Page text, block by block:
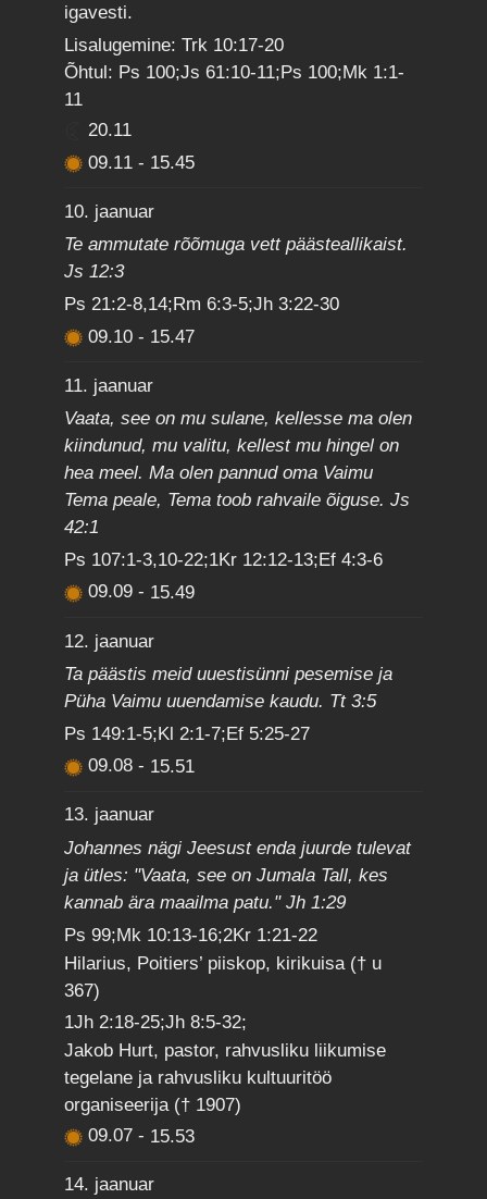
igavesti.
Lisalugemine: Trk 10:17-20
Õhtul: Ps 100;Js 61:10-11;Ps 100;Mk 1:1-
11
20.11
09.11- 15.45
10. jaanuar
Te ammutate rõõmuga vett päästeallikaist.
Js 12:3
Ps 21:2-8,14;Rm 6:3-5;Jh 3:22-30
09.10- 15.47
11. jaanuar
Vaata, see on mu sulane, kellesse ma olen
kiindunud, mu valitu, kellest mu hingel on
hea meel. Ma olen pannud oma Vaimu
Tema peale, Tema toob rahvaile õiguse. Js
42:1
Ps 107:1-3,10-22;1Kr 12:12-13;Ef 4:3-6
09.09- 15.49
12. jaanuar
Ta päästis meid uuestisünni pesemise ja
Püha Vaimu uuendamise kaudu. Tt 3:5
Ps 149:1-5;Kl 2:1-7;Ef 5:25-27
09.08- 15.51
13. jaanuar
Johannes nägi Jeesust enda juurde tulevat
ja ütles: "Vaata, see on Jumala Tall, kes
kannab ära maailma patu." Jh 1:29
Ps 99;Mk 10:13-16;2Kr 1:21-22
Hilarius, Poitiers’ piiskop, kirikuisa († u
367)
1Jh 2:18-25;Jh 8:5-32;
Jakob Hurt, pastor, rahvusliku liikumise
tegelane ja rahvusliku kultuuritöö
organiseerija († 1907)
09.07- 15.53
14. jaanuar